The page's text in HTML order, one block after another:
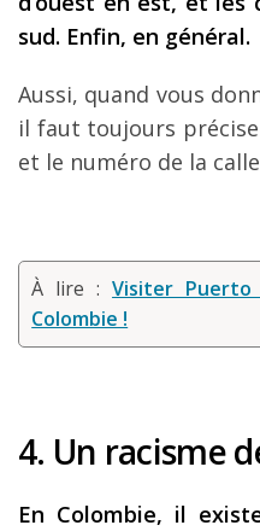
sud. Enfin, en général.
Aussi, quand vous
il faut toujours
et le numéro de la
À lire :Visiter Puerto
Colombie !
4. Un racisme
En Colombie, il